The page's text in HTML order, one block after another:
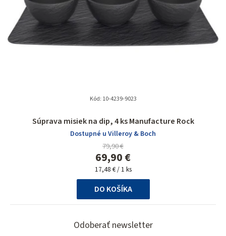
Súprava misiek na dip, 4 ks Manufacture Rock
Dostupné u Villeroy & Boch
69,90 €
79,90 €
Jednotková
cena:
17,48 € / 1 ks
DO KOŠÍKA
Kód: 10-4239-9023
Odoberať newsletter